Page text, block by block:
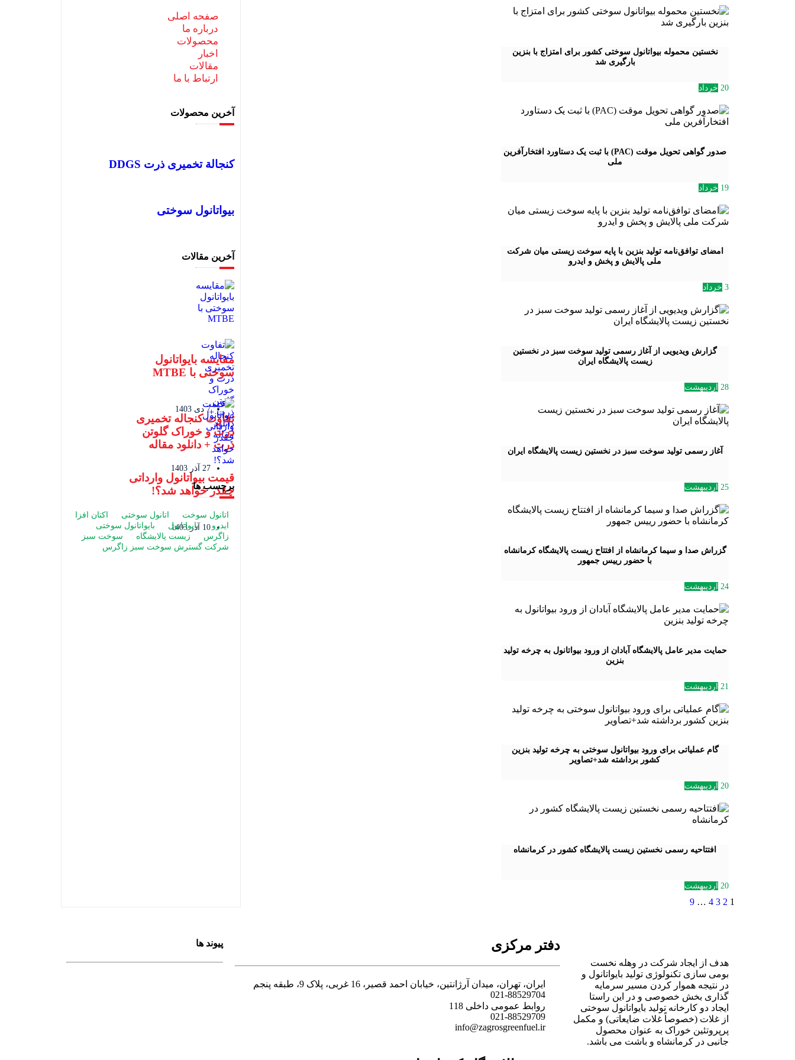
نخستین محموله بیواتانول سوختی کشور برای امتزاج با بنزین
بارگیری شد
20 خرداد
صدور گواهی تحویل موقت (PAC) با ثبت یک دستاورد افتخارآفرین
ملی
19 خرداد
امضای توافق‌نامه تولید بنزین با پایه سوخت زیستی میان شرکت
ملی پالایش و پخش و ایدرو
3 خرداد
گزارش ویدیویی از آغاز رسمی تولید سوخت سبز در نخستین
زیست پالایشگاه ایران
28 اردیبهشت
آغاز رسمی تولید سوخت سبز در نخستین زیست پالایشگاه ایران
25 اردیبهشت
گزراش صدا و سیما کرمانشاه از افتتاح زیست پالایشگاه کرمانشاه
با حضور رییس جمهور
24 اردیبهشت
حمایت مدیر عامل پالایشگاه آبادان از ورود بیواتانول به چرخه تولید
بنزین
21 اردیبهشت
گام عملیاتی برای ورود بیواتانول سوختی به چرخه تولید بنزین
کشور برداشته شد+تصاویر
20 اردیبهشت
افتتاحیه رسمی نخستین زیست پالایشگاه کشور در کرمانشاه
20 اردیبهشت
1
2
3
4
…
9
صفحه اصلی
درباره ما
محصولات
اخبار
مقالات
ارتباط با ما
آخرین محصولات
کنجالة تخمیری ذرت DDGS
بیواتانول سوختی
آخرین مقالات
مقایسه بایواتانول
سوختی با MTBE
7 دی 1403
تفاوت کنجاله تخمیری
ذرت و خوراک گلوتن
ذرت + دانلود مقاله
27 آذر 1403
قیمت بیواتانول وارداتی
چقدر خواهد شد؟!
10 آذر 1403
برچسب ها
اتانول سوخت اتانول سوختی
اکتان افزا
ایدرو
بایواتانول
بایواتانول سوختی
زاگرس
زیست پالایشگاه
سوخت سبز
شرکت گسترش سوخت سبز زاگرس
هدف از ایجاد شرکت در وهله نخست
بومی سازی تکنولوژی تولید بایواتانول و
در نتیجه هموار کردن مسیر سرمایه
گذاری بخش خصوصی و در این راستا
ایجاد دو کارخانه تولید بایواتانول سوختی
از غلات (خصوصاً غلات ضایعاتی) و مکمل
پرپروتئین خوراک به عنوان محصول
جانبی در کرمانشاه و باشت می باشد.
دفتر مرکزی
ایران، تهران، میدان آرژانتین، خیابان احمد قصیر، 16 غربی، پلاک 9، طبقه پنجم
021-88529704
روابط عمومی داخلی 118
021-88529709
info@zagrosgreenfuel.ir​
پیوند ها